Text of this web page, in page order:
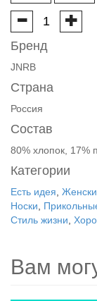
Бренд
JNRB
Страна
Россия
Состав
80% хлопок, 17%
Категории
Есть идея
Носки
Стиль жизни
Вам